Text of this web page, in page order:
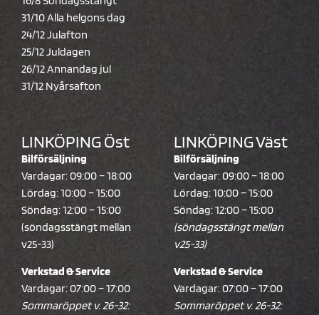
31/10 Alla helgons dag
24/12 Julafton
25/12 Juldagen
26/12 Annandag jul
31/12 Nyårsafton
LINKÖPING Öst
Bilförsäljning
Vardagar: 09:00 – 18:00
Lördag: 10:00 – 15:00
Söndag: 12:00 – 15:00
(söndagsstängt mellan
v25-33)
Verkstad & Service
Vardagar: 07:00 – 17:00
Sommaröppet v. 26-32:
LINKÖPING Väst
Bilförsäljning
Vardagar: 09:00 – 18:00
Lördag: 10:00 – 15:00
Söndag: 12:00 – 15:00
(söndagsstängt mellan
v25-33)
Verkstad & Service
Vardagar: 07:00 – 17:00
Sommaröppet v. 26-32: